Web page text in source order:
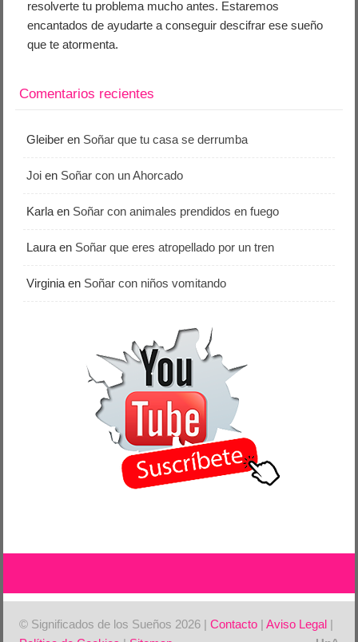
resolverte tu problema mucho antes. Estaremos
encantados de ayudarte a conseguir descifrar ese sueño
que te atormenta.
Comentarios recientes
Gleiber en Soñar que tu casa se derrumba
Joi en Soñar con un Ahorcado
Karla en Soñar con animales prendidos en fuego
Laura en Soñar que eres atropellado por un tren
Virginia en Soñar con niños vomitando
© Significados de los Sueños 2026 |Contacto |Aviso Legal |